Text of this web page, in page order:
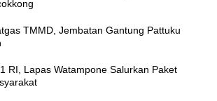
TMMD, Jembatan Gantung Pattuku
RI, Lapas Watampone Salurkan Paket